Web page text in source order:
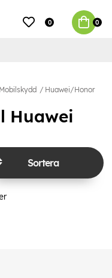
0 0
Mobilskydd Huawei/Honor
Huawei
Sortera